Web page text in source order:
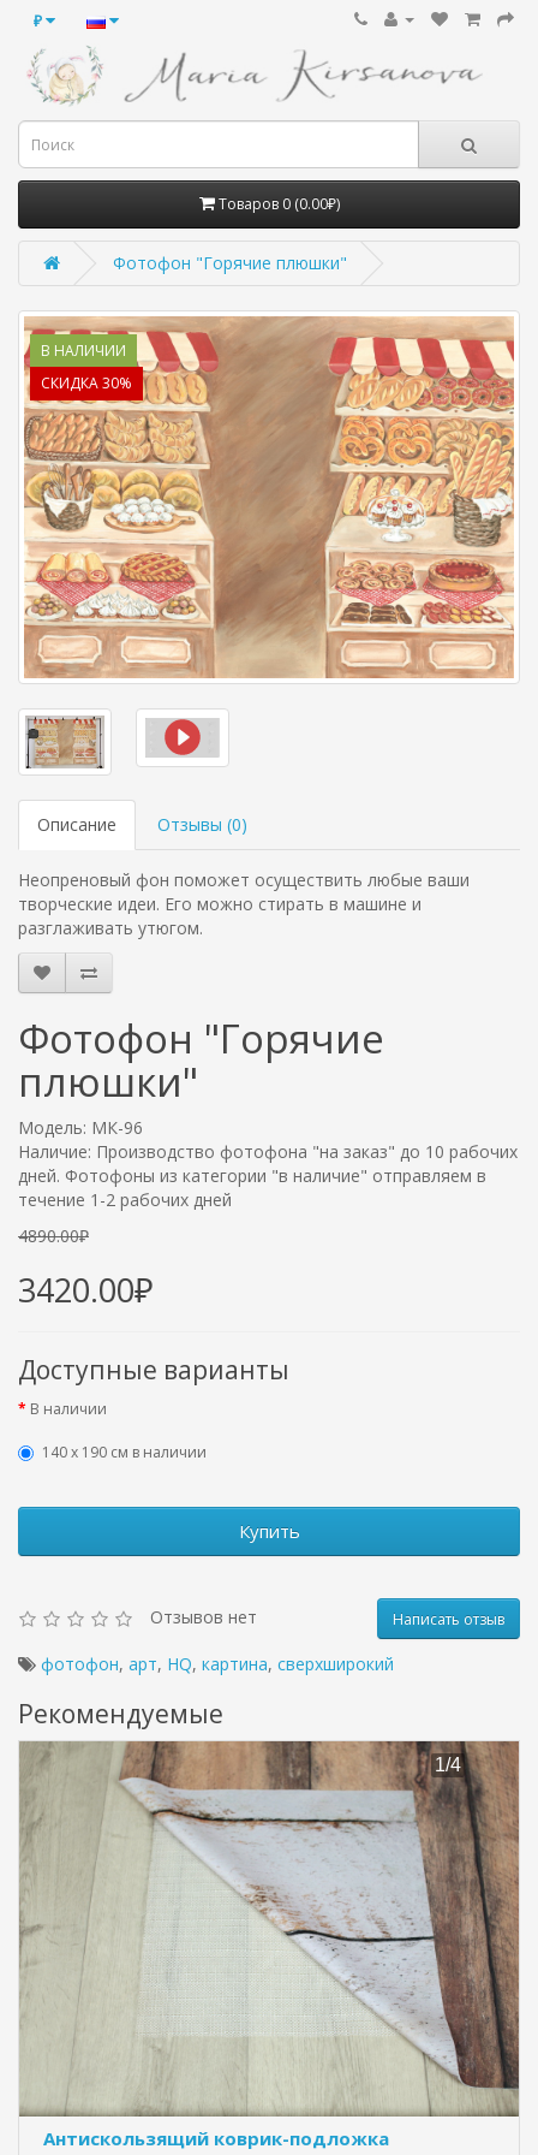
₽
Товаров 0 (0.00₽)
Фотофон "Горячие плюшки"
В НАЛИЧИИ
СКИДКА 30%
Описание Отзывы (0)
Неопреновый фон поможет осуществить любые ваши
творческие идеи. Его можно стирать в машине и
разглаживать утюгом.
Фотофон "Горячие
плюшки"
Модель: МК-96
Наличие: Производство фотофона "на заказ" до 10 рабочих
дней. Фотофоны из категории "в наличие" отправляем в
течение 1-2 рабочих дней
4890.00₽
3420.00₽
Доступные варианты
В наличии
140 х 190 см в наличии
Купить
Отзывов нет Написать отзыв
фотофон, арт, HQ, картина, сверхширокий
Рекомендуемые
Антискользящий коврик-подложка